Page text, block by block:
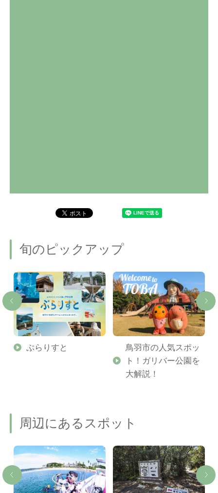
旬のピックアップ
ぶらりすと
鳥羽市の人気スポッ
ト！ガリバー公園を
大解説！
周辺にあるスポット